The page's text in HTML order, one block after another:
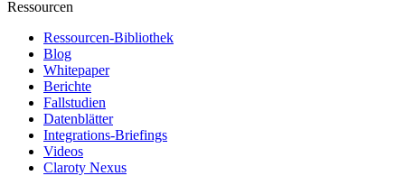
Ressourcen
Ressourcen-Bibliothek
Blog
Whitepaper
Berichte
Fallstudien
Datenblätter
Integrations-Briefings
Videos
Claroty Nexus